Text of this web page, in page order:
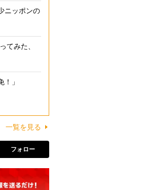
ニッポンの
てみた、
」
一覧を見る
フォロー